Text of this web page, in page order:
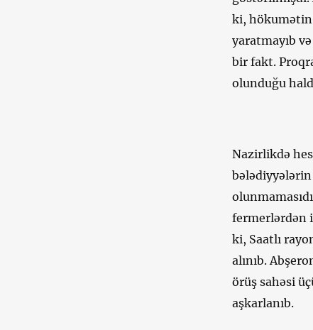
ki, hökumətin
yaratmayıb
bir fakt.
olunduğu
Nazirlikdə
fermerlərdən
ki, Saatlı
alınıb.
örüş sahəsi
aşkarlanıb.